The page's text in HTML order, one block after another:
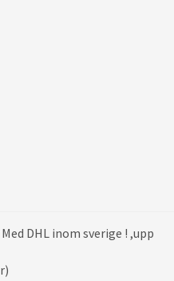
DHL inom sverige ! ,upp